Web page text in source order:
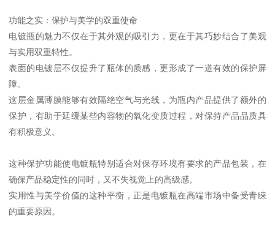
功能之实：保护与美学的双重使命
电镀瓶的魅力不仅在于其外观的吸引力，更在于其巧妙结合了美观
与实用双重特性。
表面的电镀层不仅提升了瓶体的质感，更形成了一道有效的保护屏
障。
这层金属薄膜能够有效隔绝空气与光线，为瓶内产品提供了额外的
保护，有助于延缓某些内容物的氧化变质过程，对保持产品品质具
有积极意义。
这种保护功能使电镀瓶特别适合对保存环境有要求的产品包装，在
确保产品稳定性的同时，又不失视觉上的高级感。
实用性与美学价值的这种平衡，正是电镀瓶在高端市场中备受青睐
的重要原因。